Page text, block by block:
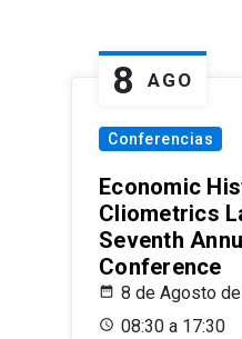
8 AGO
Conferencias
Economic
Cliometrics
Seventh
Conference
8 de Agosto
08:30 a 17:30